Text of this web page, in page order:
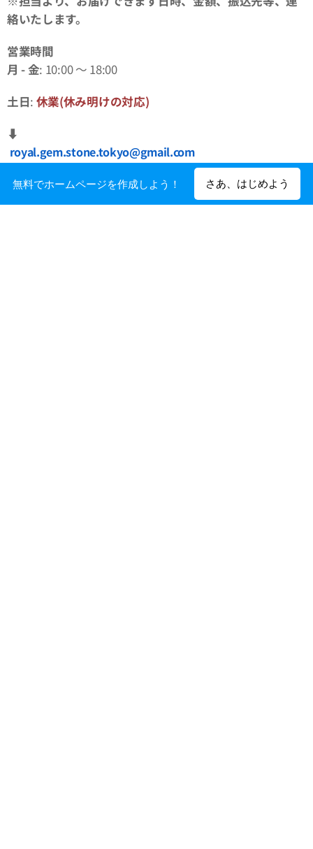
絡いたします。
営業時間
月 -金: 10:00 ～ 18:00
土日: 休業(休み明けの対応)
⬇︎
royal.gem.stone.tokyo@gmail.com
お問い合わせ
無料でホームページを作成しよう！ さあ、はじめよう